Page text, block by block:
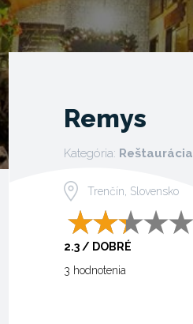
Remys
Kategória: Reštaurácia
Trenčín, Slovensko
2.3 / DOBRÉ
3 hodnotenia